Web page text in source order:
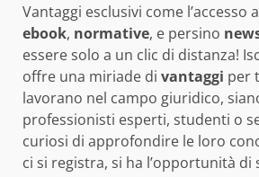
Vantaggi esclusivi come l’accesso a
ebook, normative, e persino
essere solo a un clic di distanza!
offre una miriade di vantaggi per
lavorano nel campo giuridico,
professionisti esperti, studenti o
curiosi di approfondire le loro
ci si registra, si ha l’opportunità di